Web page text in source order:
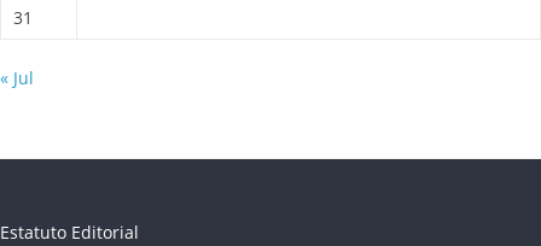
31
« Jul
Estatuto Editorial